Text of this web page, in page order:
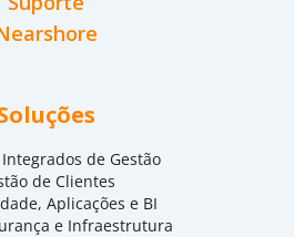
de Gestão
de Clientes
Aplicações e BI
e Infraestrutura